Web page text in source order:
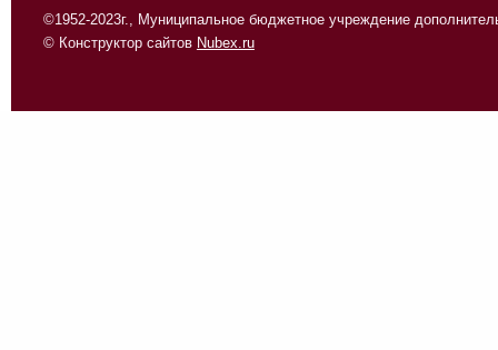
©1952-2023г., Муниципальное бюджетное учреждение
© Конструктор сайтов Nubex.ru